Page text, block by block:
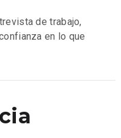
de trabajo,
en lo que